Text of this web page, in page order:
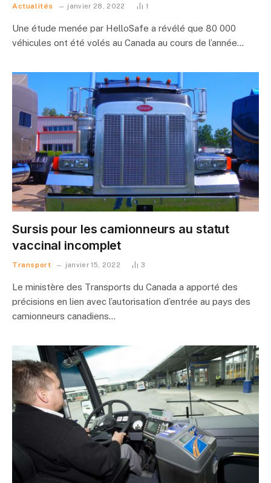
Actualités janvier 28, 2022 1
Une étude menée par HelloSafe a révélé que 80 000
véhicules ont été volés au Canada au cours de l’année…
Sursis pour les camionneurs au statut
vaccinal incomplet
Transport janvier 15, 2022 3
Le ministère des Transports du Canada a apporté des
précisions en lien avec l’autorisation d’entrée au pays des
camionneurs canadiens…